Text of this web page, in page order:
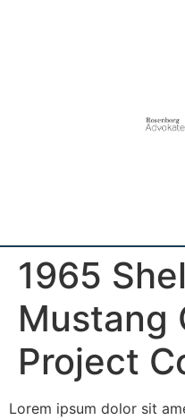
1965
Mustang
Project
Lorem ipsum dolor sit